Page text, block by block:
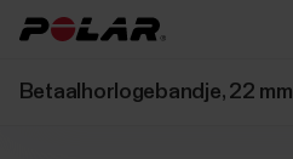
Betaalhorlogebandje, 22 mm